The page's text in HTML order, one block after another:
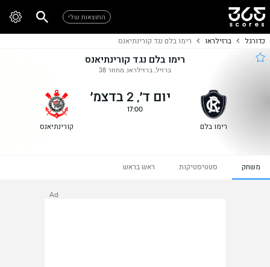
התוצאות שלי
כדורגל ברזילראו רימו בלם נגד קורינתיאנס
רימו בלם נגד קורינתיאנס
ברזיל, ברזילראו, מחזור 38
רימו בלם
יום ד׳, 2 בדצמ׳
17:00
קורינתיאנס
משחק סטטיסטיקות ראש בראש
Ad